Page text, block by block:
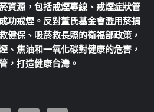
資源，包括戒煙專線、戒煙症狀管
功戒煙。反對董氏基金會濫用菸捐
健保、吸菸救長照的衛福部政策，
、焦油和一氧化碳對健康的危害，
，打造健康台灣。